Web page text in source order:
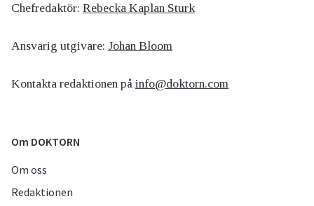
Chefredaktör: Rebecka Kaplan Sturk
Ansvarig utgivare: Johan Bloom
Kontakta redaktionen på info@doktorn.com
Om DOKTORN
Om oss
Redaktionen